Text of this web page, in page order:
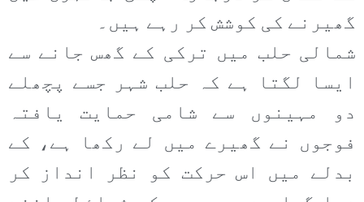
گھیرنے کی کوشش کر رہے ہیں۔
شمالی حلب میں ترکی کے گھس جانے سے
ایسا لگتا ہے کہ حلب شہر جسے پچھلے
دو مہینوں سے شامی حمایت یافتہ
فوجوں نے گھیرے میں لے رکھا ہے، کے
بدلے میں اس حرکت کو نظر انداز کر